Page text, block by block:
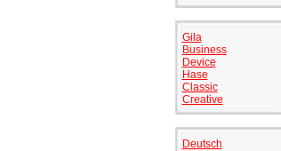
Gila
Business
Device
Hase
Classic
Creative
Deutsch